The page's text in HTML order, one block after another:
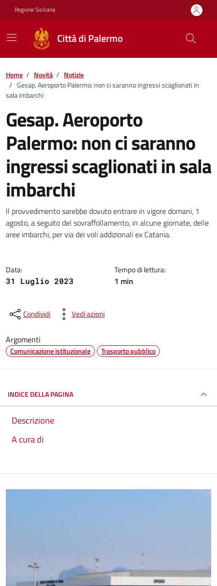
Vai ai contenuti
Vai al footer
Regione Siciliana
Città di Palermo
Home / Novità / Notizie
/ Gesap. Aeroporto Palermo: non ci saranno ingressi scaglionati in
sala imbarchi
Gesap. Aeroporto
Palermo: non ci saranno
ingressi scaglionati in sala
imbarchi
Dettagli della notizia
Il provvedimento sarebbe dovuto entrare in vigore domani, 1
agosto, a seguito del sovraffollamento, in alcune giornate, delle
aree imbarchi, per via dei voli addizionali ex Catania.
Data:
31 Luglio 2023
Tempo di lettura:
1 min
Condividi Vedi azioni
Argomenti
Comunicazione istituzionale Trasporto pubblico
INDICE DELLA PAGINA
Descrizione
A cura di